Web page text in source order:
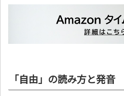
「自由」の読み方と発音